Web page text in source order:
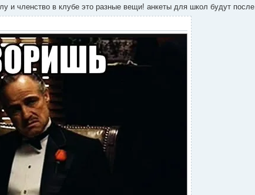
и членство в клубе это разные вещи! анкеты для школ будут после.